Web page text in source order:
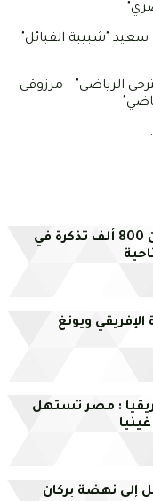
سعيد "شبيبة القبائل"
الرياضي" – مرزوقي
قطر 2022: بيع أكثر من 800 ألف تذكرة في
ويونغ
: مصر تستهل
إلى نهضة بركان